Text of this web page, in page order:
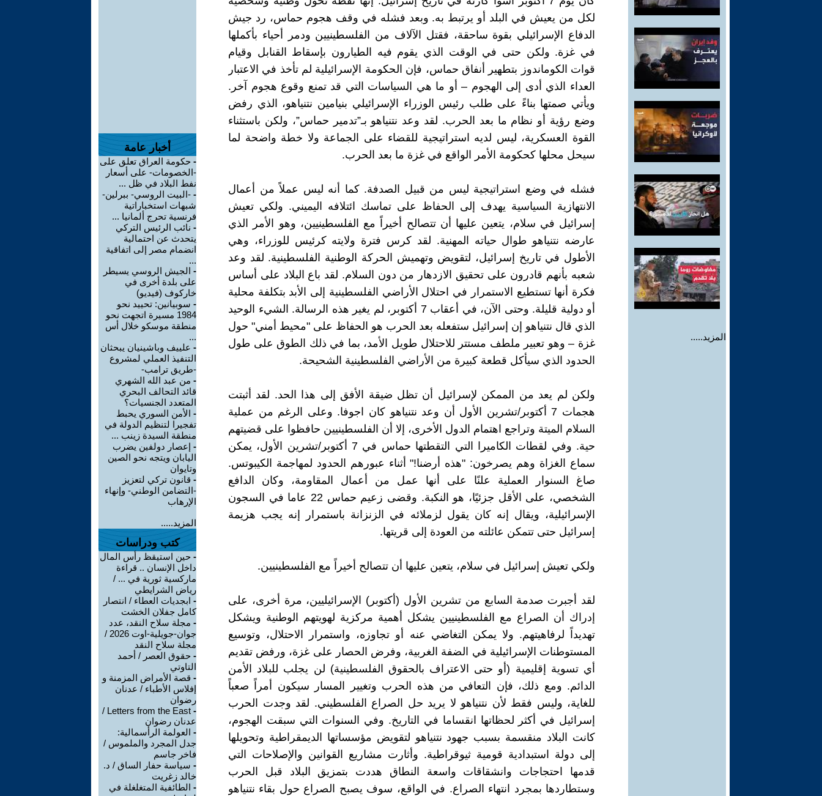
المزيد.....
لكل من يعيش في البلد أو يرتبط به. وبعد فشله في وقف هجوم حماس، رد جيش
الدفاع الإسرائيلي بقوة ساحقة، فقتل الآلاف من الفلسطينيين ودمر أحياء بأكملها
في غزة. ولكن حتى في الوقت الذي يقوم فيه الطيارون بإسقاط القنابل وقيام
قوات الكوماندوز بتطهير أنفاق حماس، فإن الحكومة الإسرائيلية لم تأخذ في الاعتبار
العداء الذي أدى إلى الهجوم – أو ما هي السياسات التي قد تمنع وقوع هجوم آخر.
ويأتي صمتها بناءً على طلب رئيس الوزراء الإسرائيلي بنيامين نتنياهو، الذي رفض
وضع رؤية أو نظام ما بعد الحرب. لقد وعد نتنياهو بـ”تدمير حماس”، ولكن باستثناء
القوة العسكرية، ليس لديه استراتيجية للقضاء على الجماعة ولا خطة واضحة لما
سيحل محلها كحكومة الأمر الواقع في غزة ما بعد الحرب.
فشله في وضع استراتيجية ليس من قبيل الصدفة. كما أنه ليس عملاً من أعمال
الانتهازية السياسية يهدف إلى الحفاظ على تماسك ائتلافه اليميني. ولكي تعيش
إسرائيل في سلام، يتعين عليها أن تتصالح أخيراً مع الفلسطينيين، وهو الأمر الذي
عارضه نتنياهو طوال حياته المهنية. لقد كرس فترة ولايته كرئيس للوزراء، وهي
الأطول في تاريخ إسرائيل، لتقويض وتهميش الحركة الوطنية الفلسطينية. لقد وعد
شعبه بأنهم قادرون على تحقيق الازدهار من دون السلام. لقد باع البلاد على أساس
فكرة أنها تستطيع الاستمرار في احتلال الأراضي الفلسطينية إلى الأبد بتكلفة محلية
أو دولية قليلة. وحتى الآن، في أعقاب 7 أكتوبر، لم يغير هذه الرسالة. الشيء الوحيد
الذي قال نتنياهو إن إسرائيل ستفعله بعد الحرب هو الحفاظ على "محيط أمني" حول
غزة – وهو تعبير ملطف مستتر للاحتلال طويل الأمد، بما في ذلك الطوق على طول
الحدود الذي سيأكل قطعة كبيرة من الأراضي الفلسطينية الشحيحة.
ولكن لم يعد من الممكن لإسرائيل أن تظل ضيقة الأفق إلى هذا الحد. لقد أثبتت
هجمات 7 أكتوبر/تشرين الأول أن وعد نتنياهو كان اجوفا. وعلى الرغم من عملية
السلام الميتة وتراجع اهتمام الدول الأخرى، إلا أن الفلسطينيين حافظوا على قضيتهم
حية. وفي لقطات الكاميرا التي التقطتها حماس في 7 أكتوبر/تشرين الأول، يمكن
سماع الغزاة وهم يصرخون: "هذه أرضنا!" أثناء عبورهم الحدود لمهاجمة الكيبوتس.
صاغ السنوار العملية علنًا على أنها عمل من أعمال المقاومة، وكان الدافع
الشخصي، على الأقل جزئيًا، هو النكبة. وقضى زعيم حماس 22 عاما في السجون
الإسرائيلية، ويقال إنه كان يقول لزملائه في الزنزانة باستمرار إنه يجب هزيمة
إسرائيل حتى تتمكن عائلته من العودة إلى قريتها.
ولكي تعيش إسرائيل في سلام، يتعين عليها أن تتصالح أخيراً مع الفلسطينيين.
لقد أجبرت صدمة السابع من تشرين الأول (أكتوبر) الإسرائيليين، مرة أخرى، على
إدراك أن الصراع مع الفلسطينيين يشكل أهمية مركزية لهويتهم الوطنية ويشكل
تهديداً لرفاهيتهم. ولا يمكن التغاضي عنه أو تجاوزه، واستمرار الاحتلال، وتوسيع
المستوطنات الإسرائيلية في الضفة الغربية، وفرض الحصار على غزة، ورفض تقديم
أي تسوية إقليمية (أو حتى الاعتراف بالحقوق الفلسطينية) لن يجلب للبلاد الأمن
الدائم. ومع ذلك، فإن التعافي من هذه الحرب وتغيير المسار سيكون أمراً صعباً
للغاية، وليس فقط لأن نتنياهو لا يريد حل الصراع الفلسطيني. لقد وجدت الحرب
إسرائيل في أكثر لحظاتها انقساما في التاريخ. وفي السنوات التي سبقت الهجوم،
كانت البلاد منقسمة بسبب جهود نتنياهو لتقويض مؤسساتها الديمقراطية وتحويلها
إلى دولة استبدادية قومية ثيوقراطية. وأثارت مشاريع القوانين والإصلاحات التي
قدمها احتجاجات وانشقاقات واسعة النطاق هددت بتمزيق البلاد قبل الحرب
وستطاردها بمجرد انتهاء الصراع. في الواقع، سوف يصبح الصراع حول بقاء نتنياهو
أخبار عامة
- حكومة العراق تعلق على
-الخصومات- على أسعار
نفط البلاد في ظل ...
- -البيت الروسي- ببرلين-
شبهات استخباراتية
فرنسية تحرج ألمانيا ...
- نائب الرئيس التركي
يتحدث عن احتمالية
انضمام مصر إلى اتفاقية
...
- الجيش الروسي يسيطر
على بلدة أخرى في
خاركوف (فيديو)
- سوبيانين: تحييد نحو
1984 مسيرة اتجهت نحو
منطقة موسكو خلال أس
...
- علييف وباشينيان يبحثان
التنفيذ العملي لمشروع
-طريق ترامب-
- من عبد الله الشهري
قائد التحالف البحري
المتعدد الجنسيات؟
- الأمن السوري يحبط
تفجيرا لتنظيم الدولة في
منطقة السيدة زينب ...
- إعصار دولفين يضرب
اليابان ويتجه نحو الصين
وتايوان
- قانون تركي لتعزيز
-التضامن الوطني- وإنهاء
الإرهاب
المزيد.....
كتب ودراسات
- حين استيقظ رأس المال
داخل الإنسان .. قراءة
ماركسية ثورية في ... /
رياض الشرايطي
- ابجديات العطاء / انتصار
كامل جفلان الخشت
- مجلة سلاح النقد، عدد
جوان-جويلية-اوت 2026 /
مجلة سلاح النقد
- حقوق العصر / أحمد
التاوتي
- قصة الأمراض المزمنة و
إفلاس الأطباء / عدنان
رضوان
-
Letters from the East /
عدنان رضوان
- العولمة الرأسمالية:
جدل المجرد والملموس /
فاخر جاسم
- سياسة حفار الساق / د.
خالد زغريت
- الطائفية المتغلغلة في